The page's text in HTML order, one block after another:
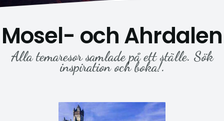
Mosel- och Ahrdalen
Alla temaresor samlade på ett ställe. Sök
inspiration och boka!.